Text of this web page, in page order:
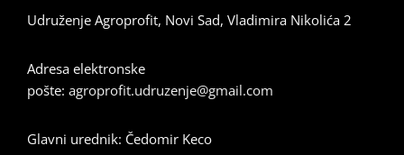
Udruženje Agroprofit, Novi Sad, Vladimira Nikolića 2
Adresa elektronske
pošte: agroprofit.udruzenje@gmail.com
Glavni urednik: Čedomir Keco